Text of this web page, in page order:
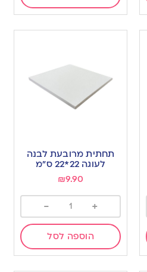
תחתית מרובעת לבנה
לעוגה 22*22 ס”מ
₪9.90
+
-
הוספה לסל